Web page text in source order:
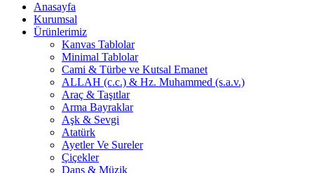
Anasayfa
Kurumsal
Ürünlerimiz
Kanvas Tablolar
Minimal Tablolar
Cami & Türbe ve Kutsal Emanet
ALLAH (c.c.) & Hz. Muhammed (s.a.v.)
Araç & Taşıtlar
Arma Bayraklar
Aşk & Sevgi
Atatürk
Ayetler Ve Sureler
Çiçekler
Dans & Müzik